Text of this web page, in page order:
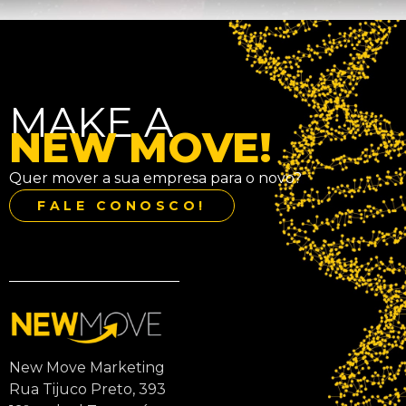
MAKE A
NEW MOVE!
Quer mover a sua empresa para o novo?
FALE CONOSCO!
New Move Marketing
Rua Tijuco Preto, 393